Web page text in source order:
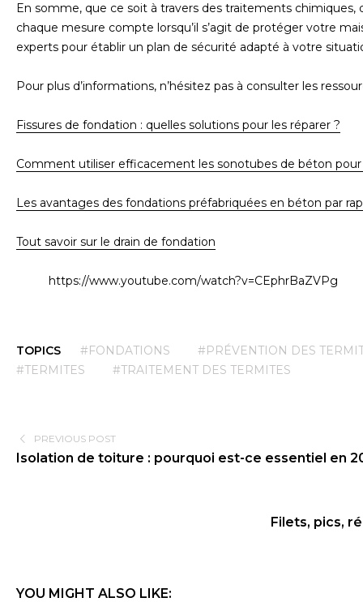
En somme, que ce soit à travers des traitements
chaque mesure compte lorsqu’il s’agit de protéger votre
experts pour établir un plan de sécurité adapté à votre
Pour plus d’informations, n’hésitez pas à consulter les
Fissures de fondation : quelles solutions pour les réparer ?
Comment utiliser efficacement les sonotubes de béton
Les avantages des fondations préfabriquées en béton par
Tout savoir sur le drain de fondation
https://www.youtube.com/watch?v=CEphrBaZVPg
TOPICS #FONDATIONS
#PRÉVENTION DES
#TERMITES
#TRAITEMENT DES TERMITES
PREVIOUS POST
Isolation de toiture : pourquoi est-ce essentiel en
Filets, pics,
YOU MIGHT ALSO LIKE: